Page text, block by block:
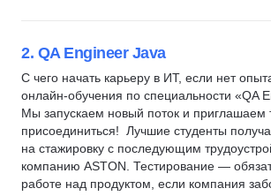
SQL
Git
Kubernetes
Linux
Bash
Язык R
1С разработка
Защита от мошенничества
Java
Подготовка к собеседованию
Fullstack-разработка
DevOps
Системное администрирование
Ручное тестирование
Разработка игр
Unity
2. QA Engineer Java
С чего начать карьеру в ИТ, если нет
онлайн-обучения по специальности «QA
Мы запускаем новый поток и приглашаем
присоединиться! Лучшие студенты
на стажировку с последующим
компанию ASTON. Тестирование —
работе над продуктом, если компания